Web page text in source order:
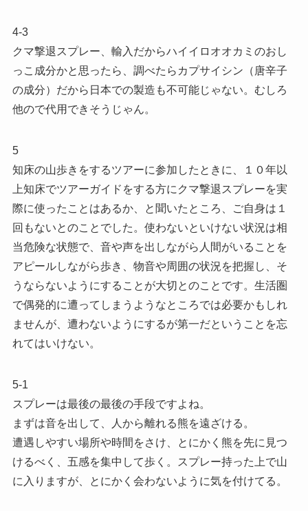
4-3
クマ撃退スプレー、輸入だからハイイロオオカミのおし
っこ成分かと思ったら、調べたらカプサイシン（唐辛子
の成分）だから日本での製造も不可能じゃない。むしろ
他ので代用できそうじゃん。
5
知床の山歩きをするツアーに参加したときに、１０年以
上知床でツアーガイドをする方にクマ撃退スプレーを実
際に使ったことはあるか、と聞いたところ、ご自身は１
回もないとのことでした。使わないといけない状況は相
当危険な状態で、音や声を出しながら人間がいることを
アピールしながら歩き、物音や周囲の状況を把握し、そ
うならないようにすることが大切とのことです。生活圏
で偶発的に遭ってしまうようなところでは必要かもしれ
ませんが、遭わないようにするが第一だということを忘
れてはいけない。
5-1
スプレーは最後の最後の手段ですよね。
まずは音を出して、人から離れる熊を遠ざける。
遭遇しやすい場所や時間をさけ、とにかく熊を先に見つ
けるべく、五感を集中して歩く。スプレー持った上で山
に入りますが、とにかく会わないように気を付けてる。